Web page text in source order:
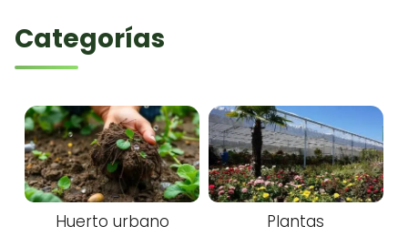
Categorías
Huerto urbano Plantas